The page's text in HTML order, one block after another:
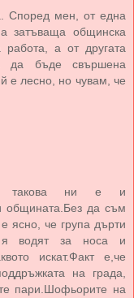
Според мен, от една
затъваща общинска
а от другата
да бъде свършена
е лесно, но чувам, че
такова ни е и
общината.Без да съм
ясно, че група дърти
я водят за носа и
искат.Факт е,че
на града,
пари.Шофьорите на